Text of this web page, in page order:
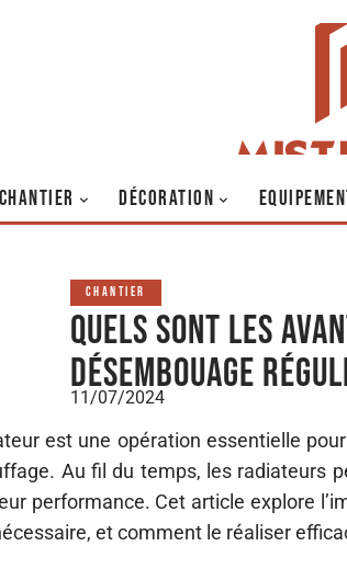
CHANTIER DÉCORATION
CHANTIER
Quels sont les
désembouage
11/07/2024
est une opération essentielle
Au fil du temps, les radiateurs
performance. Cet article explore
et comment le réaliser